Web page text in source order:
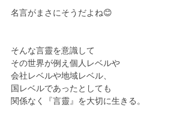
名言がまさにそうだよね😊
そんな言靈を意識して
その世界が例え個人レベルや
会社レベルや地域レベル、
国レベルであったとしても
関係なく『言靈』を大切に生きる。